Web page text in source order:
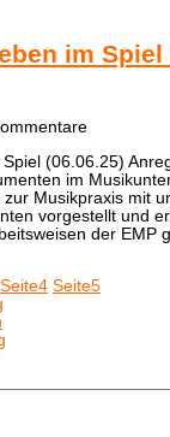
im
(06.06.25)
im
Musikpraxis mit
vorgestellt und
der EMP
Seite4 Seite5